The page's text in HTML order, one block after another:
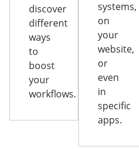
discover
different
ways
to
boost
your
workflows.
systems,
on
your
website,
or
even
in
specific
apps.